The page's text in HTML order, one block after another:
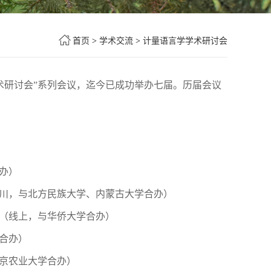
首页 > 学术交流 > 计量语言学学术研讨会
讨会”系列会议，迄今已成功举办七届。历届会议
）
，与北方民族大学、内蒙古大学合办）
线上，与华侨大学合办）
办）
农业大学合办）